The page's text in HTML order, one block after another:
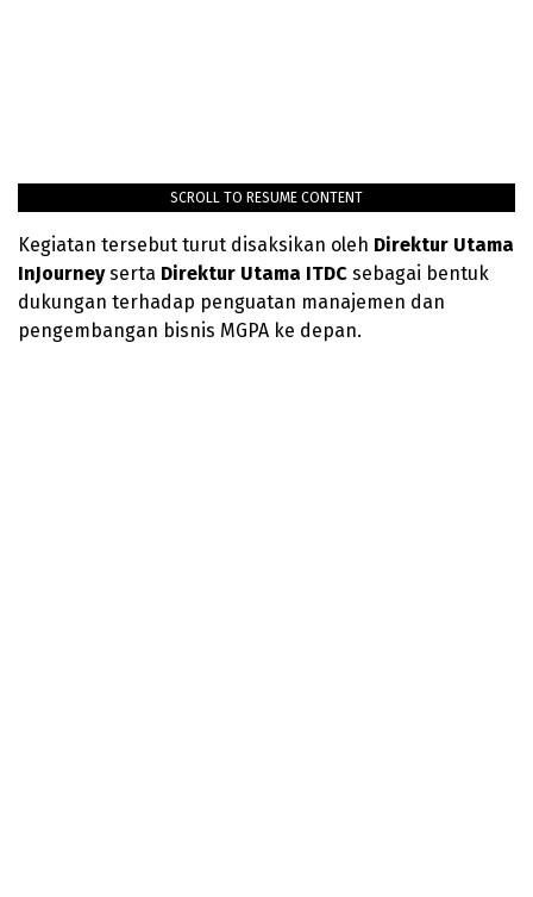
SCROLL TO RESUME CONTENT
Kegiatan tersebut turut disaksikan oleh Direktur Utama
InJourneyserta Direktur Utama ITDC sebagai bentuk
dukungan terhadap penguatan manajemen dan
pengembangan bisnis MGPA ke depan.